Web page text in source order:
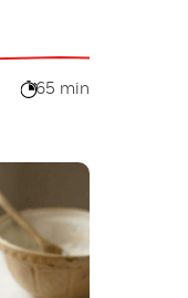
65 min